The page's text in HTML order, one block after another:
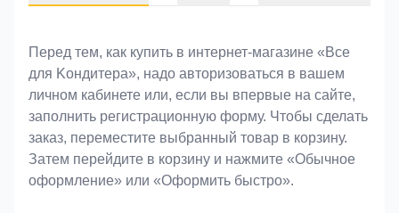
Оформление заказа
Перед тем, как купить в интернет-магазине «Bce
для Koндитeрa», надо авторизоваться в вашем
личном кабинете или, если вы впервые на сайте,
заполнить регистрационную форму. Чтобы сделать
заказ, переместите выбранный товар в корзину.
Затем перейдите в корзину и нажмите «Обычное
оформление» или «Оформить быстро».